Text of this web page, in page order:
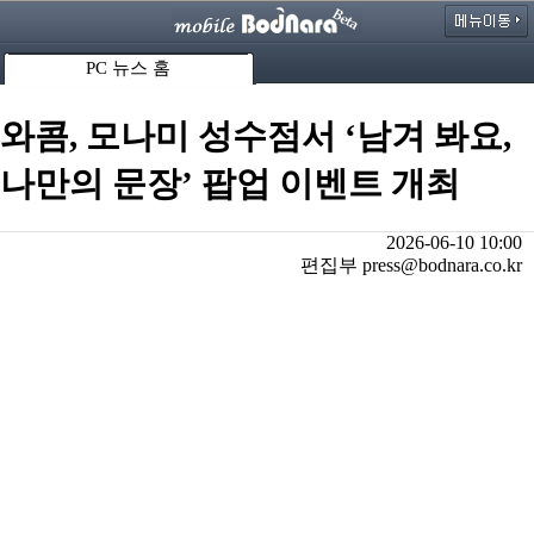
PC 뉴스 홈
와콤, 모나미 성수점서 ‘남겨 봐요,
나만의 문장’ 팝업 이벤트 개최
2026-06-10 10:00
편집부 press@bodnara.co.kr